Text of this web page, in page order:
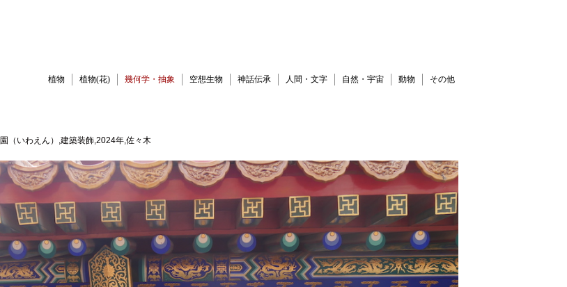
植物 植物(花) 幾何学・抽象 空想生物 神話伝承 人間・文字 自然・宇宙 動物 その他
（いわえん）,建築装飾,2024年,佐々木